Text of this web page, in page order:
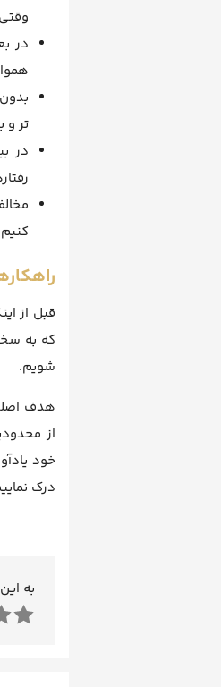
در
تر و
در
قبل از
که به
شویم.
هدف
از
خود
درک
به